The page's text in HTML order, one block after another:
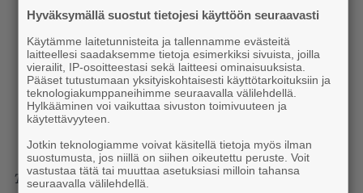
Take This WaltzissaMichelle Williams tekee
Hyväksymällä suostut tietojesi käyttöön seuraavasti
Käytämme laitetunnisteita ja tallennamme evästeitä
laitteellesi saadaksemme tietoja esimerkiksi sivuista, joilla
vierailit, IP-osoitteestasi sekä laitteesi ominaisuuksista.
Pääset tutustumaan yksityiskohtaisesti käyttötarkoituksiin ja
teknologiakumppaneihimme seuraavalla välilehdellä.
Hylkääminen voi vaikuttaa sivuston toimivuuteen ja
käytettävyyteen.
Jotkin teknologiamme voivat käsitellä tietoja myös ilman
suostumusta, jos niillä on siihen oikeutettu peruste. Voit
vastustaa tätä tai muuttaa asetuksiasi milloin tahansa
seuraavalla välilehdellä.